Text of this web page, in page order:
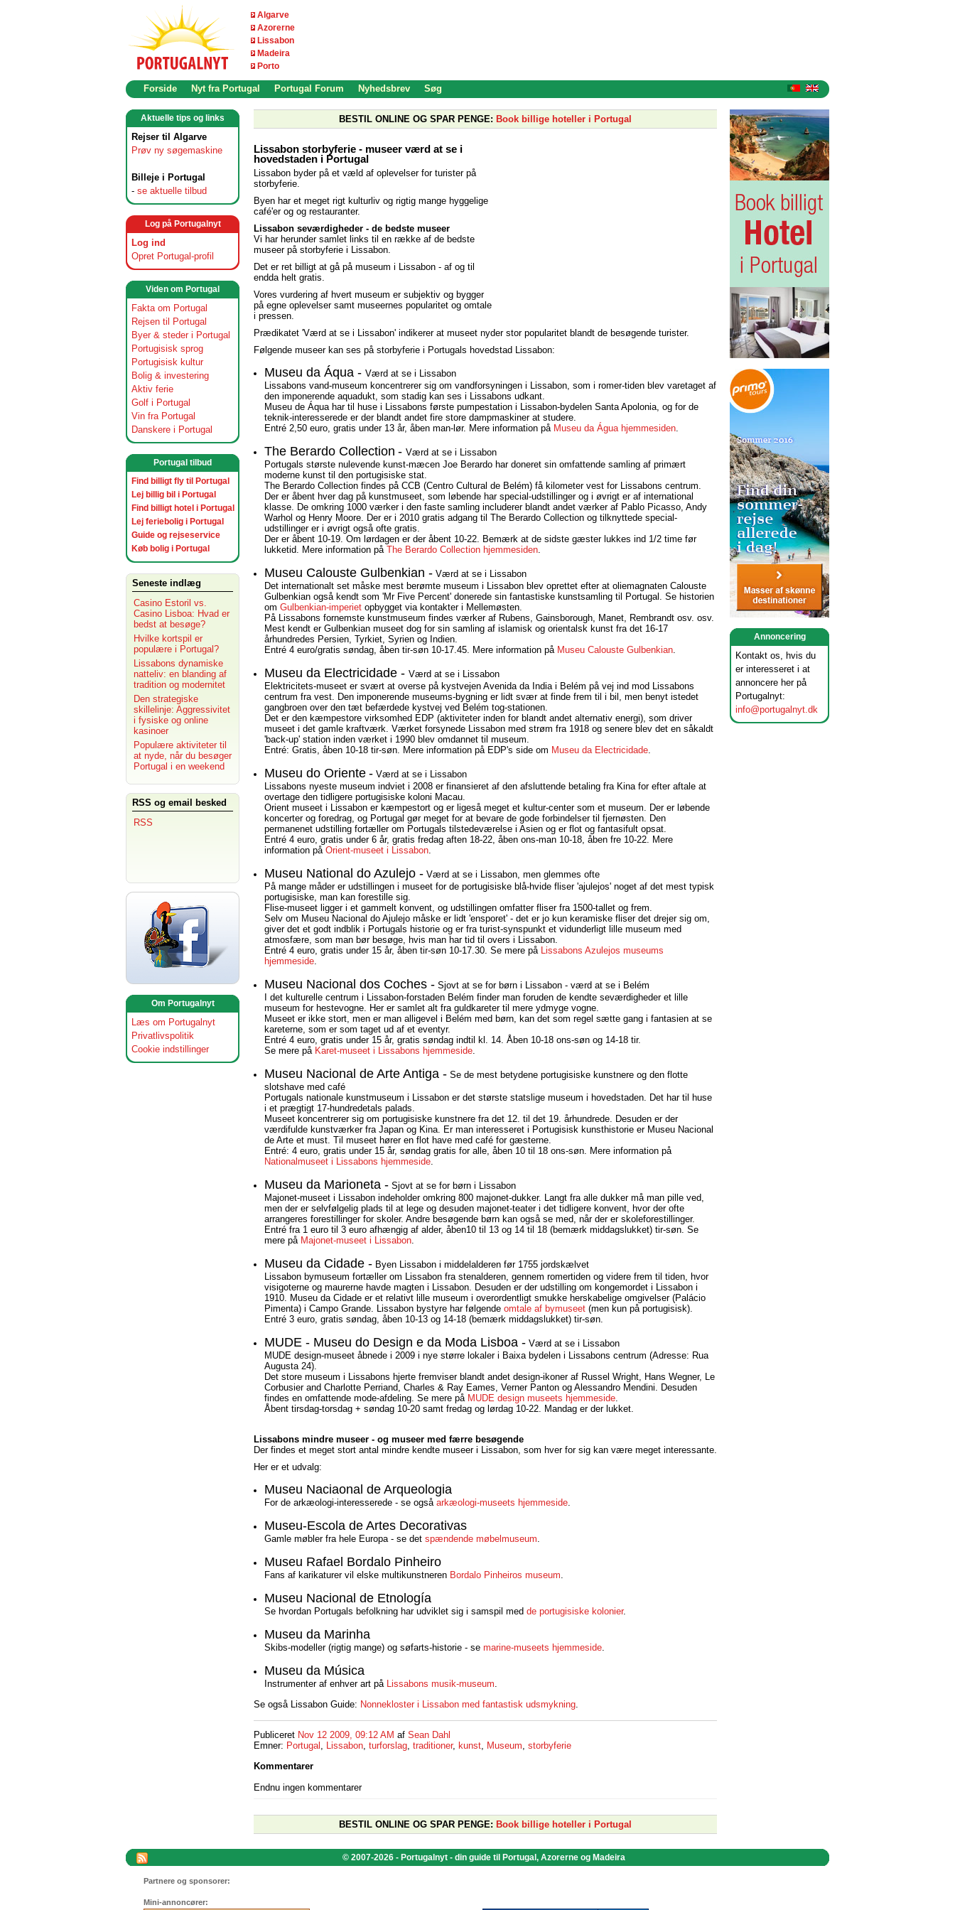
Algarve
Azorerne
Lissabon
Madeira
Porto
Forside Nyt fra Portugal Portugal Forum Nyhedsbrev Søg
Annoncering
Kontakt os, hvis du
er interesseret i at
annoncere her på
Portugalnyt:
info@portugalnyt.dk
Aktuelle tips og links
Rejser til Algarve
Prøv ny søgemaskine
Billeje i Portugal
- se aktuelle tilbud
Log på Portugalnyt
Log ind
Opret Portugal-profil
Viden om Portugal
Fakta om Portugal
Rejsen til Portugal
Byer & steder i Portugal
Portugisisk sprog
Portugisisk kultur
Bolig & investering
Aktiv ferie
Golf i Portugal
Vin fra Portugal
Danskere i Portugal
Portugal tilbud
Find billigt fly til Portugal
Lej billig bil i Portugal
Find billigt hotel i Portugal
Lej feriebolig i Portugal
Guide og rejseservice
Køb bolig i Portugal
Seneste indlæg
Casino Estoril vs.
Casino Lisboa: Hvad er
bedst at besøge?
Hvilke kortspil er
populære i Portugal?
Lissabons dynamiske
natteliv: en blanding af
tradition og modernitet
Den strategiske
skillelinje: Aggressivitet
i fysiske og online
kasinoer
Populære aktiviteter til
at nyde, når du besøger
Portugal i en weekend
RSS og email besked
RSS
Om Portugalnyt
Læs om Portugalnyt
Privatlivspolitik
Cookie indstillinger
BESTIL ONLINE OG SPAR PENGE: Book billige hoteller i Portugal
Lissabon storbyferie - museer værd at se i
hovedstaden i Portugal
Lissabon byder på et væld af oplevelser for turister på
storbyferie.
Byen har et meget rigt kulturliv og rigtig mange hyggelige
café'er og og restauranter.
Lissabon seværdigheder - de bedste museer
Vi har herunder samlet links til en række af de bedste
museer på storbyferie i Lissabon.
Det er ret billigt at gå på museum i Lissabon - af og til
endda helt gratis.
Vores vurdering af hvert museum er subjektiv og bygger
på egne oplevelser samt museernes popularitet og omtale
i pressen.
Prædikatet 'Værd at se i Lissabon' indikerer at museet nyder stor popularitet blandt de besøgende turister.
Følgende museer kan ses på storbyferie i Portugals hovedstad Lissabon:
Museu da Áqua -Værd at se i Lissabon
Lissabons vand-museum koncentrerer sig om vandforsyningen i Lissabon, som i romer-tiden blev varetaget af
den imponerende aquadukt, som stadig kan ses i Lissabons udkant.
Museu de Áqua har til huse i Lissabons første pumpestation i Lissabon-bydelen Santa Apolonia, og for de
teknik-interesserede er der blandt andet fire store dampmaskiner at studere.
Entré 2,50 euro, gratis under 13 år, åben man-lør. Mere information på Museu da Água hjemmesiden
The Berardo Collection -Værd at se i Lissabon
Portugals største nulevende kunst-mæcen Joe Berardo har doneret sin omfattende samling af primært
moderne kunst til den portugisiske stat.
The Berardo Collection findes på CCB (Centro Cultural de Belém) få kilometer vest for Lissabons centrum.
Der er åbent hver dag på kunstmuseet, som løbende har special-udstillinger og i øvrigt er af international
klasse. De omkring 1000 værker i den faste samling includerer blandt andet værker af Pablo Picasso, Andy
Warhol og Henry Moore. Der er i 2010 gratis adgang til The Berardo Collection og tilknyttede special-
udstillinger er i øvrigt også ofte gratis.
Der er åbent 10-19. Om lørdagen er der åbent 10-22. Bemærk at de sidste gæster lukkes ind 1/2 time før
lukketid. Mere information påThe Berardo Collection hjemmesiden
Museu Calouste Gulbenkian - Værd at se i Lissabon
Det internationalt set måske mest berømte museum i Lissabon blev oprettet efter at oliemagnaten Calouste
Gulbenkian også kendt som 'Mr Five Percent' donerede sin fantastiske kunstsamling til Portugal. Se historien
omGulbenkian-imperiet opbygget via kontakter i Mellemøsten.
På Lissabons fornemste kunstmuseum findes værker af Rubens, Gainsborough, Manet, Rembrandt osv. osv.
Mest kendt er Gulbenkian museet dog for sin samling af islamisk og orientalsk kunst fra det 16-17
århundredes Persien, Tyrkiet, Syrien og Indien.
Entré 4 euro/gratis søndag, åben tir-søn 10-17.45. Mere information på Museu Calouste Gulbenkian
Museu da Electricidade -Værd at se i Lissabon
Elektricitets-museet er svært at overse på kystvejen Avenida da India i Belém på vej ind mod Lissabons
centrum fra vest. Den imponerende museums-bygning er lidt svær at finde frem til i bil, men benyt istedet
gangbroen over den tæt befærdede kystvej ved Belém tog-stationen.
Det er den kæmpestore virksomhed EDP (aktiviteter inden for blandt andet alternativ energi), som driver
museet i det gamle kraftværk. Værket forsynede Lissabon med strøm fra 1918 og senere blev det en såkaldt
'back-up' station inden værket i 1990 blev omdannet til museum.
Entré: Gratis, åben 10-18 tir-søn. Mere information på EDP's side om Museu da Electricidade
Museu do Oriente - Værd at se i Lissabon
Lissabons nyeste museum indviet i 2008 er finansieret af den afsluttende betaling fra Kina for efter aftale at
overtage den tidligere portugisiske koloni Macau.
Orient museet i Lissabon er kæmpestort og er ligeså meget et kultur-center som et museum. Der er løbende
koncerter og foredrag, og Portugal gør meget for at bevare de gode forbindelser til fjernøsten. Den
permanenet udstilling fortæller om Portugals tilstedeværelse i Asien og er flot og fantasifult opsat.
Entré 4 euro, gratis under 6 år, gratis fredag aften 18-22, åben ons-man 10-18, åben fre 10-22. Mere
information påOrient-museet i Lissabon
Museu National do Azulejo - Værd at se i Lissabon, men glemmes ofte
På mange måder er udstillingen i museet for de portugisiske blå-hvide fliser 'ajulejos' noget af det mest typisk
portugisiske, man kan forestille sig.
Flise-museet ligger i et gammelt konvent, og udstillingen omfatter fliser fra 1500-tallet og frem.
Selv om Museu Nacional do Ajulejo måske er lidt 'ensporet' - det er jo kun keramiske fliser det drejer sig om,
giver det et godt indblik i Portugals historie og er fra turist-synspunkt et vidunderligt lille museum med
atmosfære, som man bør besøge, hvis man har tid til overs i Lissabon.
Entré 4 euro, gratis under 15 år, åben tir-søn 10-17.30. Se mere på Lissabons Azulejos museums
hjemmeside
Museu Nacional dos Coches - Sjovt at se for børn i Lissabon - værd at se i Belém
I det kulturelle centrum i Lissabon-forstaden Belém finder man foruden de kendte seværdigheder et lille
museum for hestevogne. Her er samlet alt fra guldkareter til mere ydmyge vogne.
Museet er ikke stort, men er man alligevel i Belém med børn, kan det som regel sætte gang i fantasien at se
kareterne, som er som taget ud af et eventyr.
Entré 4 euro, gratis under 15 år, gratis søndag indtil kl. 14. Åben 10-18 ons-søn og 14-18 tir.
Se mere på Karet-museet i Lissabons hjemmeside
Museu Nacional de Arte Antiga - Se de mest betydene portugisiske kunstnere og den flotte
slotshave med café
Portugals nationale kunstmuseum i Lissabon er det største statslige museum i hovedstaden. Det har til huse
i et prægtigt 17-hundredetals palads.
Museet koncentrerer sig om portugisiske kunstnere fra det 12. til det 19. århundrede. Desuden er der
værdifulde kunstværker fra Japan og Kina. Er man interesseret i Portugisisk kunsthistorie er Museu Nacional
de Arte et must. Til museet hører en flot have med café for gæsterne.
Entré: 4 euro, gratis under 15 år, søndag gratis for alle, åben 10 til 18 ons-søn. Mere information på
Nationalmuseet i Lissabons hjemmeside
Museu da Marioneta - Sjovt at se for børn i Lissabon
Majonet-museet i Lissabon indeholder omkring 800 majonet-dukker. Langt fra alle dukker må man pille ved,
men der er selvfølgelig plads til at lege og desuden majonet-teater i det tidligere konvent, hvor der ofte
arrangeres forestillinger for skoler. Andre besøgende børn kan også se med, når der er skoleforestillinger.
Entré fra 1 euro til 3 euro afhængig af alder, åben10 til 13 og 14 til 18 (bemærk middagslukket) tir-søn. Se
mere på Majonet-museet i Lissabon
Museu da Cidade - Byen Lissabon i middelalderen før 1755 jordskælvet
Lissabon bymuseum fortæller om Lissabon fra stenalderen, gennem romertiden og videre frem til tiden, hvor
visigoterne og maurerne havde magten i Lissabon. Desuden er der udstilling om kongemordet i Lissabon i
1910. Museu da Cidade er et relativt lille museum i overordentligt smukke herskabelige omgivelser (Palácio
Pimenta) i Campo Grande. Lissabon bystyre har følgendeomtale af bymuseet (men kun på portugisisk).
Entré 3 euro, gratis søndag, åben 10-13 og 14-18 (bemærk middagslukket) tir-søn.
MUDE - Museu do Design e da Moda Lisboa - Værd at se i Lissabon
MUDE design-museet åbnede i 2009 i nye større lokaler i Baixa bydelen i Lissabons centrum (Adresse: Rua
Augusta 24).
Det store museum i Lissabons hjerte fremviser blandt andet design-ikoner af Russel Wright, Hans Wegner, Le
Corbusier and Charlotte Perriand, Charles & Ray Eames, Verner Panton og Alessandro Mendini. Desuden
findes en omfattende mode-afdeling. Se mere på MUDE design museets hjemmeside
Åbent tirsdag-torsdag + søndag 10-20 samt fredag og lørdag 10-22. Mandag er der lukket.
Lissabons mindre museer - og museer med færre besøgende
Der findes et meget stort antal mindre kendte museer i Lissabon, som hver for sig kan være meget interessante.
Her er et udvalg:
Museu Naciaonal de Arqueologia
For de arkæologi-interesserede - se ogsåarkæologi-museets hjemmeside.
Museu-Escola de Artes Decorativas
Gamle møbler fra hele Europa - se detspændende møbelmuseum.
Museu Rafael Bordalo Pinheiro
Fans af karikaturer vil elske multikunstneren Bordalo Pinheiros museum.
Museu Nacional de Etnología
Se hvordan Portugals befolkning har udviklet sig i samspil medde portugisiske kolonier.
Museu da Marinha
Skibs-modeller (rigtig mange) og søfarts-historie - semarine-museets hjemmeside.
Museu da Música
Instrumenter af enhver art på Lissabons musik-museum.
Se også Lissabon Guide: Nonnekloster i Lissabon med fantastisk udsmykning
Publiceret Nov 12 2009, 09:12 AM af Sean Dahl
Emner: Portugal , Lissabon, turforslag, traditioner, kunst, Museum, storbyferie
Kommentarer
Endnu ingen kommentarer
BESTIL ONLINE OG SPAR PENGE: Book billige hoteller i Portugal
© 2007-2026 - Portugalnyt - din guide til Portugal, Azorerne og Madeira
Partnere og sponsorer:
Mini-annoncører: